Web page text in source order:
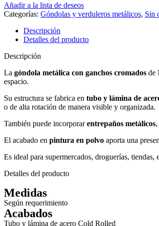
Añadir a la lista de deseos
Categorías: Góndolas y verduleros metálicos, Sin
Descripción
Detalles del producto
Descripción
La góndola metálica con ganchos cromados de
espacio.
Su estructura se fabrica en tubo y lámina de
o de alta rotación de manera visible y organizada.
También puede incorporarentrepaños metálicos
El acabado en pintura en polvo aporta una
Es ideal para supermercados, droguerías,
Detalles del producto
Medidas
Según requerimiento
Acabados
Tubo y lámina de acero Cold Rolled